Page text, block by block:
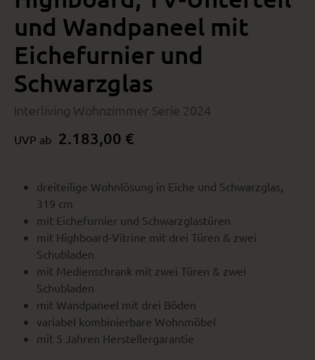
und Wandpaneel mit
Eichefurnier und
Schwarzglas
Interliving Wohnzimmer Serie 2024
UVP ab 2.183,00 €
dreiteilige Wohnlösung in Eiche und Schwarzglas,
319 cm
mit Eichefurnier und Schwarzglastüren
mit Highboard-Vitrine mit drei Türen & zwei
Schubladen
mit Medienschrank mit zwei Türen & zwei
Schubladen
mit Wandpaneel mit drei Böden
variabel kombinierbare Wohnmöbel
mit 5 Jahren Herstellergarantie